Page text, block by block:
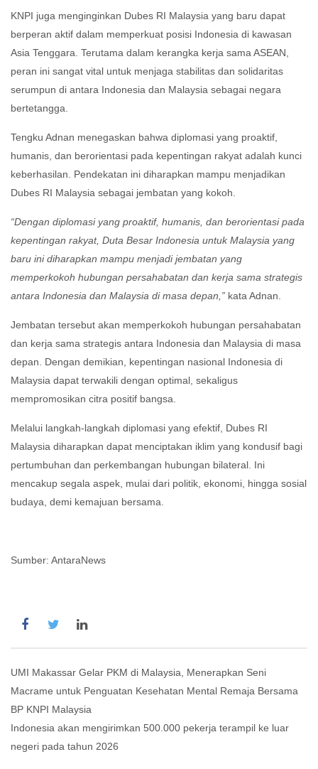
KNPI juga menginginkan Dubes RI Malaysia yang baru dapat
berperan aktif dalam memperkuat posisi Indonesia di kawasan
Asia Tenggara. Terutama dalam kerangka kerja sama ASEAN,
peran ini sangat vital untuk menjaga stabilitas dan solidaritas
serumpun di antara Indonesia dan Malaysia sebagai negara
bertetangga.
Tengku Adnan menegaskan bahwa diplomasi yang proaktif,
humanis, dan berorientasi pada kepentingan rakyat adalah kunci
keberhasilan. Pendekatan ini diharapkan mampu menjadikan
Dubes RI Malaysia sebagai jembatan yang kokoh.
“Dengan diplomasi yang proaktif, humanis, dan berorientasi pada
kepentingan rakyat, Duta Besar Indonesia untuk Malaysia yang
baru ini diharapkan mampu menjadi jembatan yang
memperkokoh hubungan persahabatan dan kerja sama strategis
antara Indonesia dan Malaysia di masa depan,” kata Adnan.
Jembatan tersebut akan memperkokoh hubungan persahabatan
dan kerja sama strategis antara Indonesia dan Malaysia di masa
depan. Dengan demikian, kepentingan nasional Indonesia di
Malaysia dapat terwakili dengan optimal, sekaligus
mempromosikan citra positif bangsa.
Melalui langkah-langkah diplomasi yang efektif, Dubes RI
Malaysia diharapkan dapat menciptakan iklim yang kondusif bagi
pertumbuhan dan perkembangan hubungan bilateral. Ini
mencakup segala aspek, mulai dari politik, ekonomi, hingga sosial
budaya, demi kemajuan bersama.
Sumber: AntaraNews
Post
navigation
UMI Makassar Gelar PKM di Malaysia, Menerapkan Seni
Macrame untuk Penguatan Kesehatan Mental Remaja Bersama
BP KNPI Malaysia
Indonesia akan mengirimkan 500.000 pekerja terampil ke luar
negeri pada tahun 2026